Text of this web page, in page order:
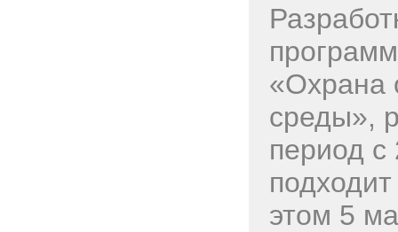
«Охрана
среды»,
период с
этом 5